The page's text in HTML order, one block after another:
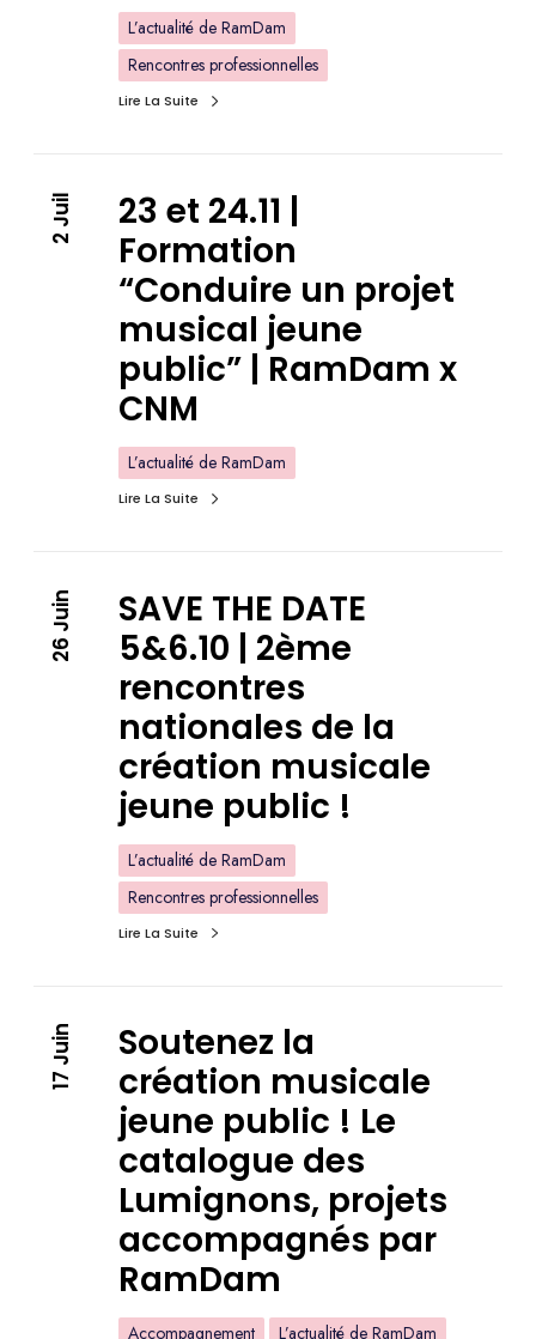
L’actualité de RamDam
Rencontres professionnelles
Lire La Suite
2 Juil
23 et 24.11 |
Formation
“Conduire un projet
musical jeune
public” | RamDam x
CNM
L’actualité de RamDam
Lire La Suite
26 Juin
SAVE THE DATE
5&6.10 | 2ème
rencontres
nationales de la
création musicale
jeune public !
L’actualité de RamDam
Rencontres professionnelles
Lire La Suite
17 Juin
Soutenez la
création musicale
jeune public ! Le
catalogue des
Lumignons, projets
accompagnés par
RamDam
Accompagnement L’actualité de RamDam